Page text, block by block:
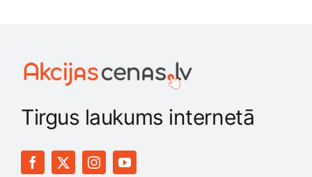
Tirgus laukums internetā